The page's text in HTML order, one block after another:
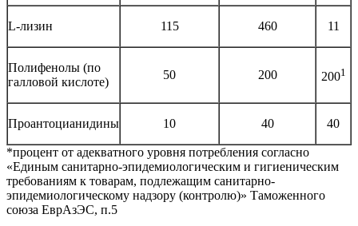
L-лизин 115 460 11
Полифенолы (по
галловой кислоте)
50 200 2001
Проантоцианидины 10 40 40
*процент от адекватного уровня потребления согласно
«Единым санитарно-эпидемиологическим и гигиеническим
требованиям к товарам, подлежащим санитарно-
эпидемиологическому надзору (контролю)» Таможенного
союза ЕврАзЭС, п.5